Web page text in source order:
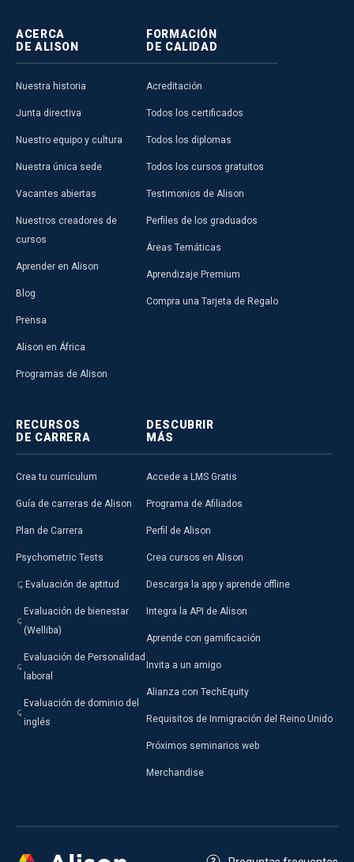
ACERCA
DE ALISON
Nuestra historia
Junta directiva
Nuestro equipo y cultura
Nuestra única sede
Vacantes abiertas
Nuestros creadores de
cursos
Aprender en Alison
Blog
Prensa
Alison en África
Programas de Alison
FORMACIÓN
DE CALIDAD
Acreditación
Todos los certificados
Todos los diplomas
Todos los cursos gratuitos
Testimonios de Alison
Perfiles de los graduados
Áreas Temáticas
Aprendizaje Premium
Compra una Tarjeta de Regalo
RECURSOS
DE CARRERA
Crea tu currículum
Guía de carreras de Alison
Plan de Carrera
Psychometric Tests
Evaluación de aptitud
Evaluación de bienestar
(Welliba)
Evaluación de Personalidad
laboral
Evaluación de dominio del
inglés
DESCUBRIR
MÁS
Accede a LMS Gratis
Programa de Afiliados
Perfil de Alison
Crea cursos en Alison
Descarga la app y aprende offline
Integra la API de Alison
Aprende con gamificación
Invita a un amigo
Alianza con TechEquity
Requisitos de Inmigración del Reino Unido
Próximos seminarios web
Merchandise